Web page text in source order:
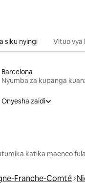
siku nyingi Vituo vya
Barcelona
Onyesha zaidi
katika maeneo
Franche-Comté